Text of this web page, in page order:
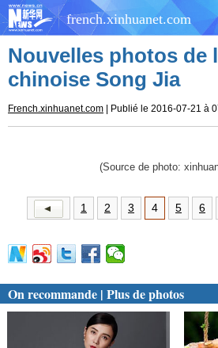
french.xinhuanet.com
CHINE
SCI&TECH
TOURISME
DOSSIERS
VIDÉOS
Nouvelles photos de
chinoise Song Jia
French.xinhuanet.com | Publié le 2016-07-21 à
(Source de photo:
1 2 3 4 5 6
On recommande | Plus de photos